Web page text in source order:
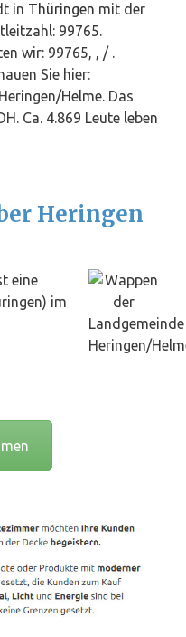
in Thüringen mit der
99765.
wir: 99765, , / .
Sie hier:
Helme. Das
Ca. 4.869 Leute leben
Heringen
eine
im